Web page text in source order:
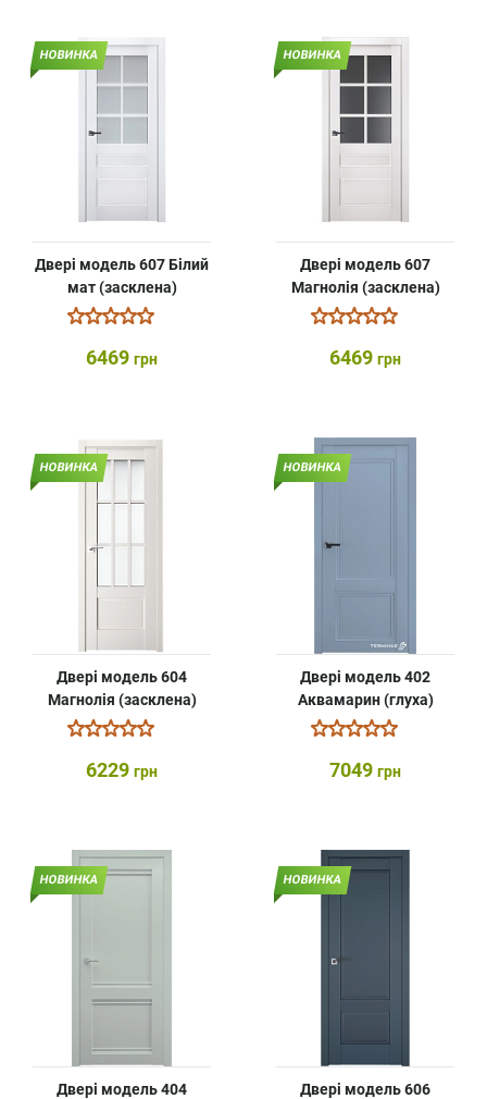
НОВИНКА
Двері модель 607 Білий
мат (засклена)
6469 грн
НОВИНКА
Двері модель 607
Магнолія (засклена)
6469 грн
НОВИНКА
Двері модель 604
Магнолія (засклена)
6229 грн
НОВИНКА
Двері модель 402
Аквамарин (глуха)
7049 грн
НОВИНКА
Двері модель 404
НОВИНКА
Двері модель 606